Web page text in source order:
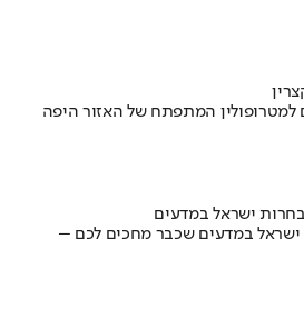
למטרופולין המתפתח של האזור היפה
ישראל במדעים
ישראל במדעים שכבר מחכים לכם –